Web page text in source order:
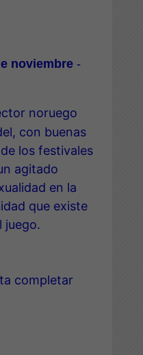
noviembre -
noruego
con buenas
los festivales
agitado
en la
que existe
juego.
completar